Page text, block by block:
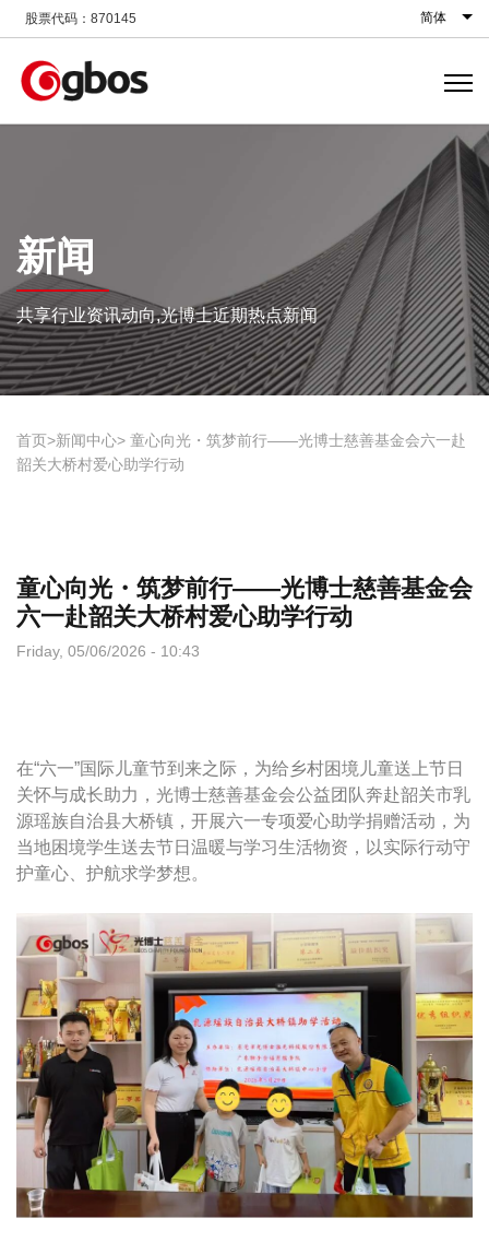
股票代码：870145 简体
新闻
共享行业资讯动向,光博士近期热点新闻
首页 新闻中心
童心向光・筑梦前行——光博士慈善基金会六一赴
韶关大桥村爱心助学行动
童心向光・筑梦前行——光博士慈善基金会
六一赴韶关大桥村爱心助学行动
Friday, 05/06/2026 - 10:43
在“六一”国际儿童节到来之际，为给乡村困境儿童送上节日
关怀与成长助力，光博士慈善基金会公益团队奔赴韶关市乳
源瑶族自治县大桥镇，开展六一专项爱心助学捐赠活动，为
当地困境学生送去节日温暖与学习生活物资，以实际行动守
护童心、护航求学梦想。